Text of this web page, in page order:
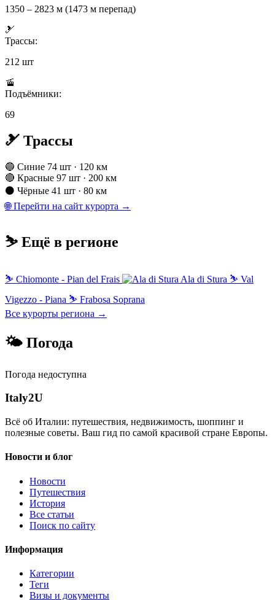
1350 – 2823 м (1473 м перепад)
🎿
Трассы:
212 шт
🚡
Подъёмники:
69
🎿 Трассы
🔵 Синие 74 шт · 120 км
🔴 Красные 97 шт · 200 км
⚫ Чёрные 41 шт · 80 км
🌐 Перейти на сайт курорта →
⛷️ Ещё в регионе
⛷ Chiomonte - Pian del Frais Ala di Stura ⛷ Val
Vigezzo - Piana ⛷ Frabosa Soprana
Все курорты региона →
🌤 Погода
Погода недоступна
Italy2U
Всё об Италии: путешествия, недвижимость, шоппинг и
полезные советы. Ваш гид по самой красивой стране Европы.
Новости и блог
Новости
Путешествия
История
Все статьи
Поиск по сайту
Информация
Категории
Теги
Визы и документы